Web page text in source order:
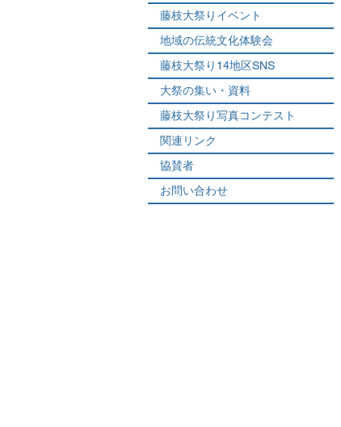
藤枝大祭りイベント
地域の伝統文化体験会
藤枝大祭り14地区SNS
大祭の集い・資料
藤枝大祭り写真コンテスト
関連リンク
協賛者
お問い合わせ